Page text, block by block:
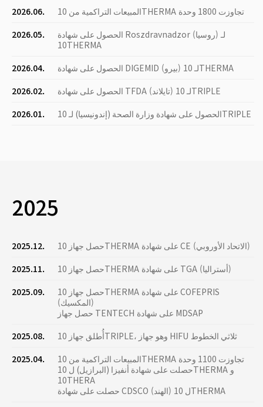
2026.06.
المبيعات التراكمية من 10THERMA تجاوزت 1800 وحدة
2026.05.
الحصول على شهادة Roszdravnadzor (روسيا) لـ
10THERMA
2026.04.
الحصول على شهادة DIGEMID (بيرو) لـ 10THERMA
2026.02.
الحصول على شهادة TFDA (تايلاند) لـ 10TRIPLE
2026.01.
الحصول على شهادة وزارة الصحة (إندونيسيا) لـ 10TRIPLE
2025
2025.12.
حصل جهاز 10THERMA على شهادة CE (الاتحاد الأوروبي)
2025.11.
حصل جهاز 10THERMA على شهادة TGA (أستراليا)
2025.09.
حصل جهاز 10THERMA على شهادة COFEPRIS
(المكسيك)
حصل جهاز TENTECH على شهادة MDSAP
2025.08.
أُطلق جهاز 10TRIPLE، وهو جهاز HIFU ثلاثي الخطوط
2025.04.
المبيعات التراكمية من 10THERMA تجاوزت 1100 وحدة
حصلت على شهادة أنفيزا (البرازيل) ل 10THERMA و
10THERA
حصلت على شهادة CDSCO (الهند) ل 10THERMA